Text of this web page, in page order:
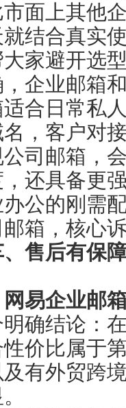
面上其他
结合真实
家避开选
企业邮箱
合日常私
，客户对
司邮箱，
还具备更
公的刚需
箱，核心
售后有保
易企业邮
确结论：
价比属于
有外贸跨